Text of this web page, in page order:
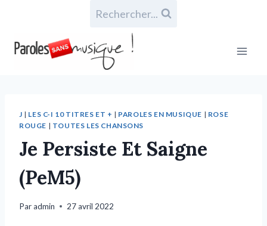
Rechercher...
J | LES C-I 10 TITRES ET + | PAROLES EN MUSIQUE | ROSE
ROUGE | TOUTES LES CHANSONS
Je Persiste Et Saigne
(PeM5)
Paradmin 27 avril 2022